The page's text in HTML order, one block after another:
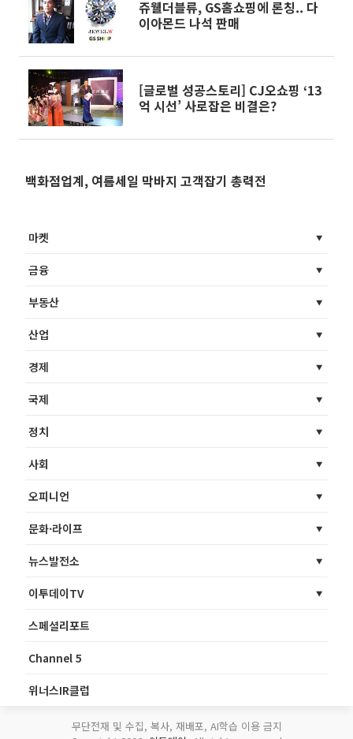
쥬웰더블류, GS홈쇼핑에 론칭.. 다
이아몬드 나석 판매
[글로벌 성공스토리] CJ오쇼핑 ‘13
억 시선’ 사로잡은 비결은?
백화점업계, 여름세일 막바지 고객잡기 총력전
마켓
금융
부동산
산업
경제
국제
정치
사회
오피니언
문화·라이프
뉴스발전소
이투데이TV
스페셜리포트
Channel 5
위너스IR클럽
무단전재 및 수집, 복사, 재배포, AI학습 이용 금지